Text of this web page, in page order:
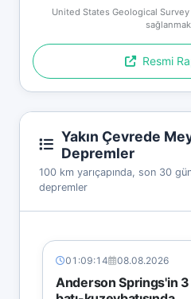
United States Geological Survey
Resmi
Yakın Çevrede
Depremler
100 km yarıçapında, son 30
depremler
01:09:14 08.08.2026
Anderson Springs'in